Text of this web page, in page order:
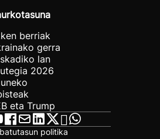
berriak
gerra
lan
2026
eta Trump
politika